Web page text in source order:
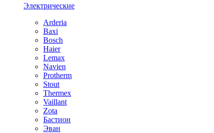
Электрические
Arderia
Baxi
Bosch
Haier
Lemax
Navien
Protherm
Stout
Thermex
Vaillant
Zota
Бастион
Эван